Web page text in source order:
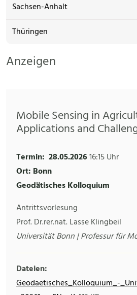
Sachsen-Anhalt
Thüringen
Anzeigen
Mobile Sensing in
Applications and
Termin: 28.05.202616:15 Uhr
Ort: Bonn
Geodätisches Kolloquium
Antrittsvorlesung
Prof. Dr.rer.nat. Lasse Klingbeil
Universität Bonn | Professur für
Dateien:
Geodaetisches_Kolloquium_-